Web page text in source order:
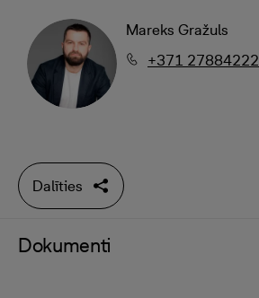
Mareks Gražuls
+371 27884222
Dalīties
Dokumenti